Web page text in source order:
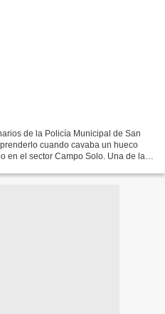
de la Policía Municipal de San
cuando cavaba un hueco
en el sector Campo Solo. Una de las